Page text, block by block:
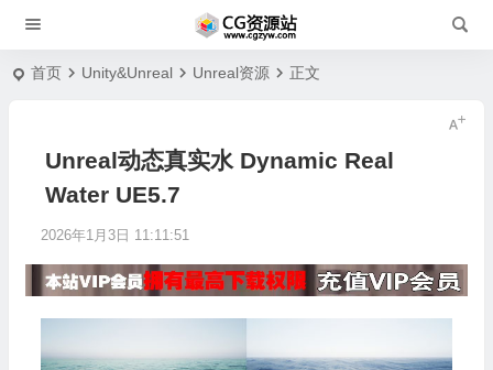
首页 Unity&Unreal Unreal资源 正文
Unreal动态真实水 Dynamic Real
Water UE5.7
2026年1月3日 11:11:51